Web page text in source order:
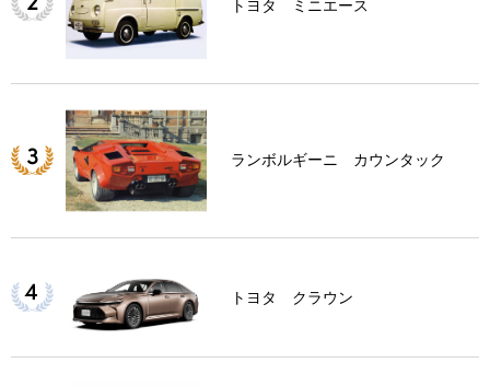
トヨタ ミニエース
ランボルギーニ カウンタック
トヨタ クラウン